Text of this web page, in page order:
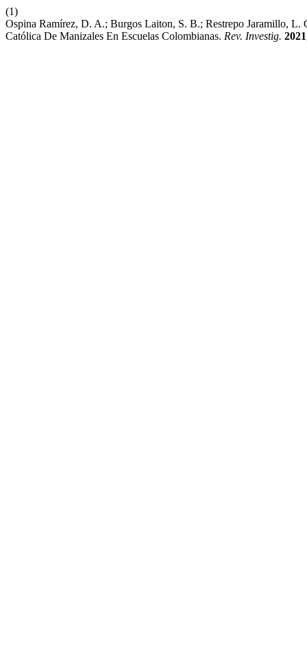
(1)
Ospina Ramírez, D. A.; Burgos Laiton, S. B.; Restrepo Jaramillo,
Católica De Manizales En Escuelas Colombianas. Rev. Investig. 2021